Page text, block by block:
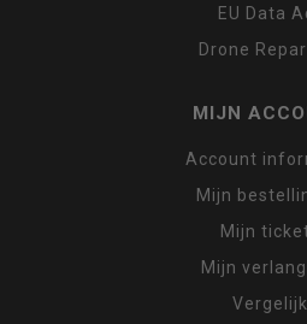
EU Data
Drone
MIJN
Account
Mijn
Mijn
Mijn
Vergelijk